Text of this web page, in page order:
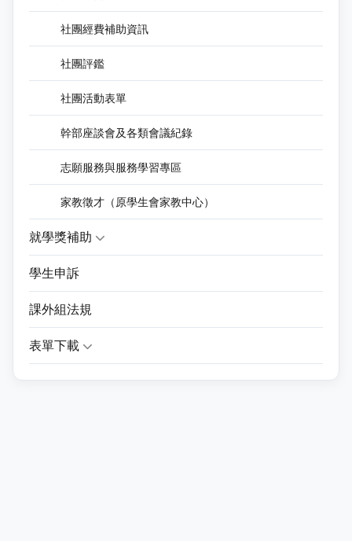
社團經費補助資訊
社團評鑑
社團活動表單
幹部座談會及各類會議紀錄
志願服務與服務學習專區
家教徵才（原學生會家教中心）
就學獎補助
學生申訴
課外組法規
表單下載